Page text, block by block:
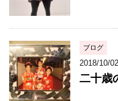
ブログ
2018/10/02
二十歳